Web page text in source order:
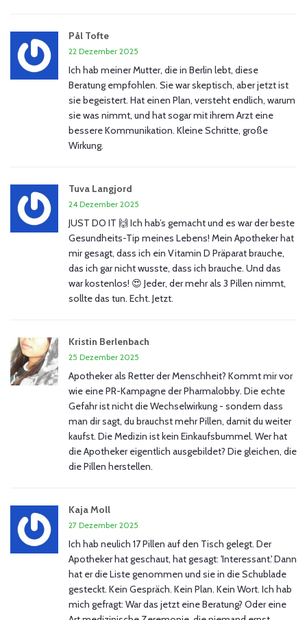
Pål Tofte
22 Dezember 2025
Ich hab meiner Mutter, die in Berlin lebt, diese
Beratung empfohlen. Sie war skeptisch, aber jetzt ist
sie begeistert. Hat einen Plan, versteht endlich, warum
sie was nimmt, und hat sogar mit ihrem Arzt eine
bessere Kommunikation. Kleine Schritte, große
Wirkung.
Tuva Langjord
24 Dezember 2025
JUST DO IT 🙌 Ich hab’s gemacht und es war der beste
Gesundheits-Tip meines Lebens! Mein Apotheker hat
mir gesagt, dass ich ein Vitamin D Präparat brauche,
das ich gar nicht wusste, dass ich brauche. Und das
war kostenlos! 😍 Jeder, der mehr als 3 Pillen nimmt,
sollte das tun. Echt. Jetzt.
Kristin Berlenbach
25 Dezember 2025
Apotheker als Retter der Menschheit? Kommt mir vor
wie eine PR-Kampagne der Pharmalobby. Die echte
Gefahr ist nicht die Wechselwirkung - sondern dass
man dir sagt, du brauchst mehr Pillen, damit du weiter
kaufst. Die Medizin ist kein Einkaufsbummel. Wer hat
die Apotheker eigentlich ausgebildet? Die gleichen, die
die Pillen herstellen.
Kaja Moll
27 Dezember 2025
Ich hab neulich 17 Pillen auf den Tisch gelegt. Der
Apotheker hat geschaut, hat gesagt: 'Interessant.' Dann
hat er die Liste genommen und sie in die Schublade
gesteckt. Kein Gespräch. Kein Plan. Kein Wort. Ich hab
mich gefragt: War das jetzt eine Beratung? Oder eine